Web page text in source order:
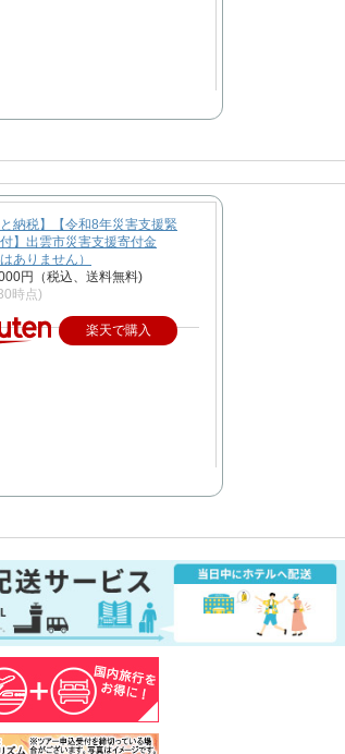
と納税】【令和8年災害支援緊
】出雲市災害支援寄付金
ありません）
円（税込、送料無料)
時点)
楽天で購入